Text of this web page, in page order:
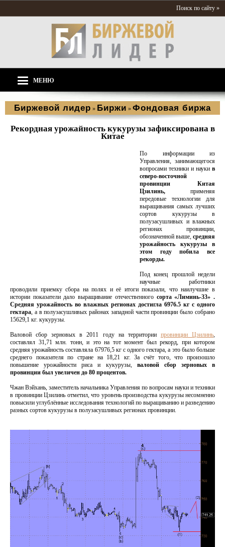
Поиск по сайту »
МЕНЮ
Биржевой лидер » Биржи » Фондовая биржа
Рекордная урожайность кукурузы зафиксирована в
Китае
По информации из
Управления, занимающегося
вопросами техники и науки в
северо-восточной
провинции Китая
Цзилинь, применяя
передовые технологии для
выращивания самых лучших
сортов кукурузы в
полузасушливых и влажных
регионах провинции,
обозначенной выше, средняя
урожайность кукурузы в
этом году побила все
рекорды.
Под конец прошлой недели
научные работники
проводили приемку сбора на полях и её итоги показали, что наилучшие в
истории показатели дало выращивание отечественного сорта «Лиминь-33» .
Средняя урожайность во влажных регионах достигла 6976.5 кг с одного
гектара, а в полузасушливых районах западной части провинции было собрано
15629,1 кг. кукурузы.
Валовой сбор зерновых в 2011 году на территории провинции Цзилинь,
составлял 31,71 млн. тонн, и это на тот момент был рекорд, при котором
средняя урожайность составляла 67976,5 кг с одного гектара, а это было больше
среднего показателя по стране на 18,21 кг. За счёт того, что произошло
повышение урожайности риса и кукурузы, валовой сбор зерновых в
провинции был увеличен до 80 процентов.
Чжан Вэйхань, заместитель начальника Управления по вопросам науки и техники
в провинции Цзилинь отметил, что уровень производства кукурузы несомненно
повысили углублённые исследования технологий по выращиванию и разведению
разных сортов кукурузы в полузасушливых регионах провинции.